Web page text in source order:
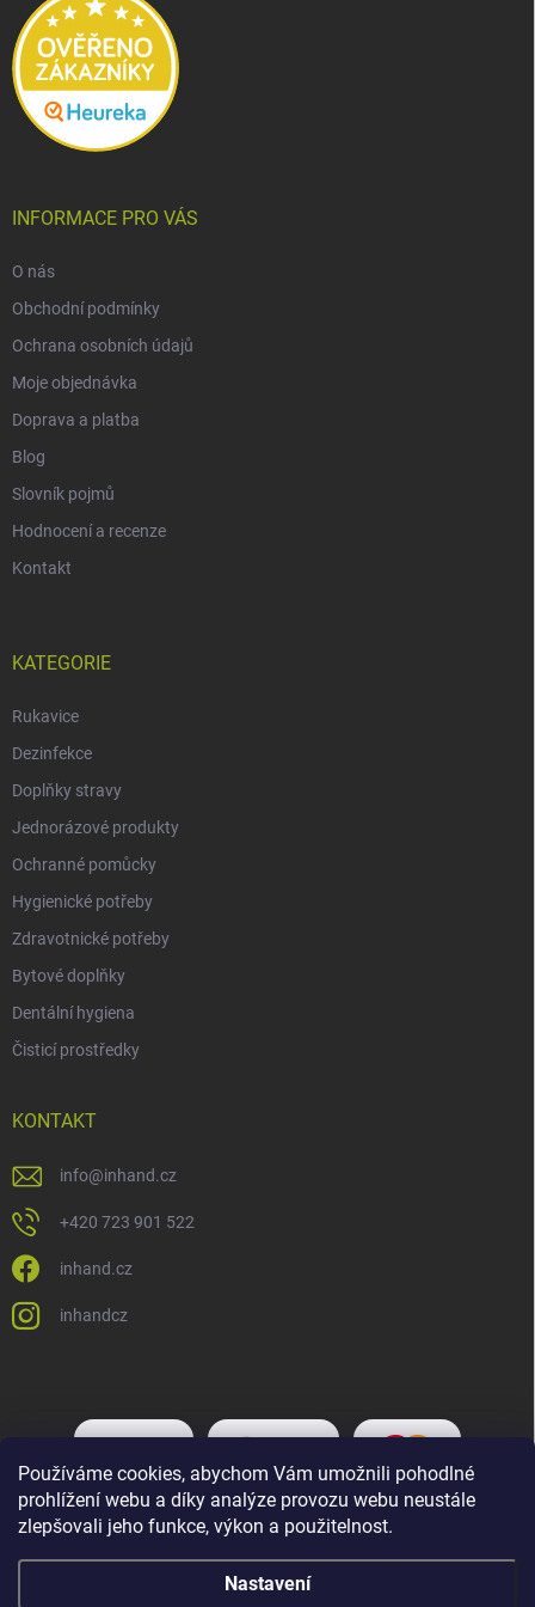
Používáme cookies, abychom Vám umožnili pohodlné
prohlížení webu a díky analýze provozu webu neustále
zlepšovali jeho funkce, výkon a použitelnost.
Nastavení
INFORMACE PRO VÁS
O nás
Obchodní podmínky
Ochrana osobních údajů
Moje objednávka
Doprava a platba
Blog
Slovník pojmů
Hodnocení a recenze
Kontakt
KATEGORIE
Rukavice
Dezinfekce
Doplňky stravy
Jednorázové produkty
Ochranné pomůcky
Hygienické potřeby
Zdravotnické potřeby
Bytové doplňky
Dentální hygiena
Čisticí prostředky
KONTAKT
info@inhand.cz
+420 723 901 522
inhand.cz
inhandcz